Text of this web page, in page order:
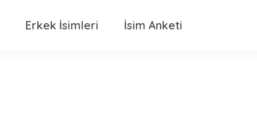
Erkek İsimleri İsim Anketi